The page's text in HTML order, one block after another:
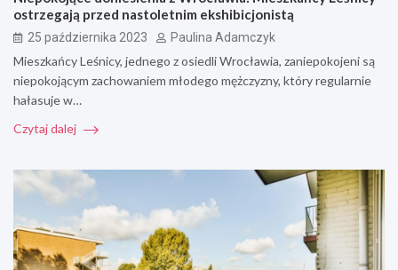
ostrzegają przed nastoletnim ekshibicjonistą
25 października 2023 Paulina Adamczyk
Mieszkańcy Leśnicy, jednego z osiedli Wrocławia, zaniepokojeni są
niepokojącym zachowaniem młodego mężczyzny, który regularnie
hałasuje w…
Czytaj dalej